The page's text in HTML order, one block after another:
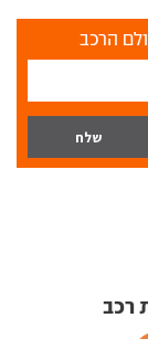
הרכב
רכב